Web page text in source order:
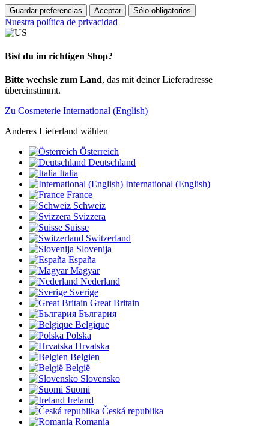
Guardar preferencias Aceptar Sólo obligatorios
Nuestra política de privacidad
Bist du im richtigen Shop?
Bitte wechsle zum Land, das mit deiner Lieferadresse
übereinstimmt.
Zu Cosmeterie International (English)
Anderes Lieferland wählen
Österreich
Deutschland
Italia
International (English)
France
Schweiz
Svizzera
Suisse
Switzerland
Slovenija
España
Magyar
Nederland
Sverige
Great Britain
България
Belgique
Polska
Hrvatska
Belgien
België
Slovensko
Suomi
Ireland
Česká republika
Romania